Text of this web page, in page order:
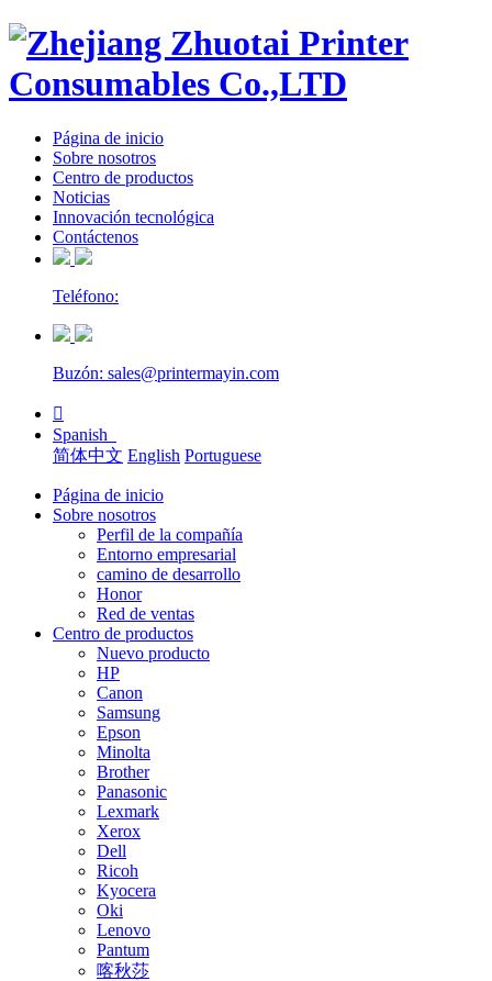
Página de inicio
Sobre nosotros
Centro de productos
Noticias
Innovación tecnológica
Contáctenos
Teléfono:
Buzón: sales@printermayin.com

Spanish
简体中文 English Portuguese
Página de inicio
Sobre nosotros
Perfil de la compañía
Entorno empresarial
camino de desarrollo
Honor
Red de ventas
Centro de productos
Nuevo producto
HP
Canon
Samsung
Epson
Minolta
Brother
Panasonic
Lexmark
Xerox
Dell
Ricoh
Kyocera
Oki
Lenovo
Pantum
喀秋莎